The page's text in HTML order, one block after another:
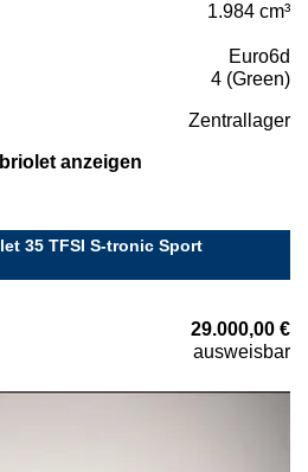
1.984 cm³
Euro6d
4 (Green)
Zentrallager
anzeigen
35 TFSI S-tronic Sport
29.000,00 €
ausweisbar